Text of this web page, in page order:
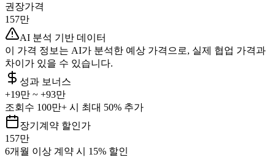
권장가격
157만
AI 분석 기반 데이터
이 가격 정보는 AI가 분석한 예상 가격으로, 실제 협업 가격과
차이가 있을 수 있습니다.
성과 보너스
+19만 ~ +93만
조회수 100만+ 시 최대 50% 추가
장기계약 할인가
157만
6개월 이상 계약 시 15% 할인